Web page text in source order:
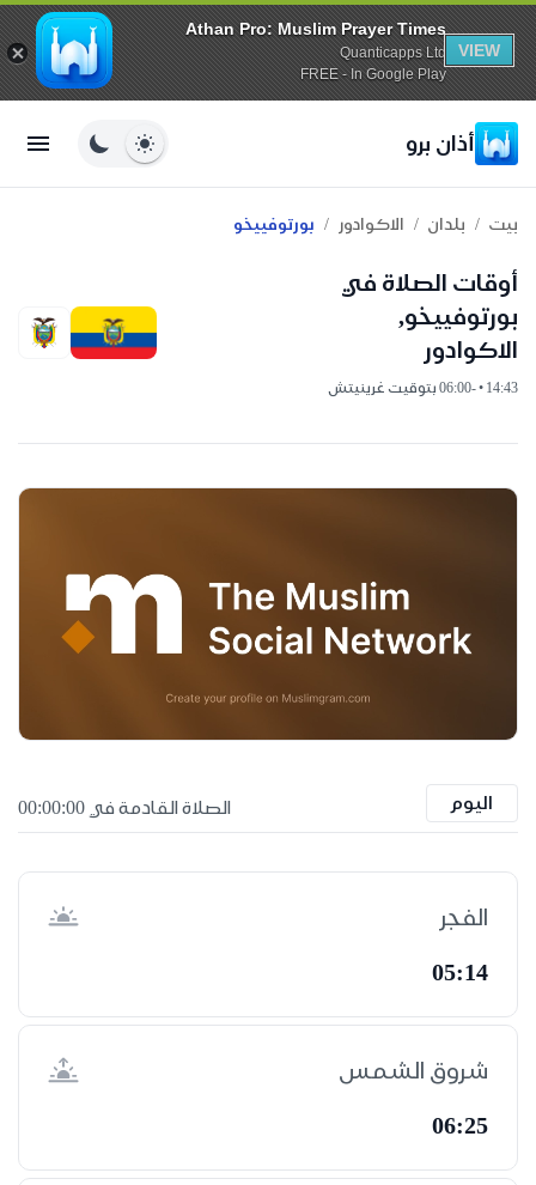
Athan Pro: Muslim Prayer Times
Quanticapps Ltd
FREE - In Google Play
VIEW
أذان برو
بيت / بلدان / الاكوادور / بورتوفييخو
أوقات الصلاة في
بورتوفييخو,
الاكوادور
14:43 • -06:00 بتوقيت غرينيتش
اليوم الصلاة القادمة في 00:00:00
الفجر
05:14
شروق الشمس
06:25